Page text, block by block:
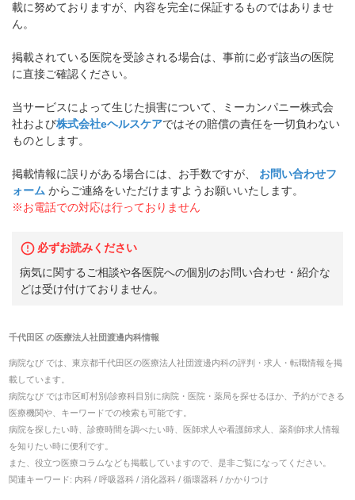
載に努めておりますが、内容を完全に保証するものではありませ
ん。
掲載されている医院を受診される場合は、事前に必ず該当の医院
に直接ご確認ください。
当サービスによって生じた損害について、ミーカンパニー株式会
社および株式会社eヘルスケアではその賠償の責任を一切負わない
ものとします。
掲載情報に誤りがある場合には、お手数ですが、
お問い合わせフ
ォーム からご連絡をいただけますようお願いいたします。
※お電話での対応は行っておりません
必ずお読みください
病気に関するご相談や各医院への個別のお問い合わせ・紹介な
どは受け付けておりません。
千代田区 の医療法人社団渡邊内科情報
病院なび では、 東京都千代田区の医療法人社団渡邊内科の評判・求人・転職情報を掲
載しています。
病院なび では市区町村別/診療科目別に病院・医院・薬局を探せるほか、予約ができる
医療機関や、キーワードでの検索も可能です。
病院を探したい時、診療時間を調べたい時、医師求人や看護師求人、薬剤師求人情報
を知りたい時に便利です。
また、役立つ医療コラムなども掲載していますので、是非ご覧になってください。
関連キーワード: 内科 / 呼吸器科 / 消化器科 / 循環器科 / かかりつけ